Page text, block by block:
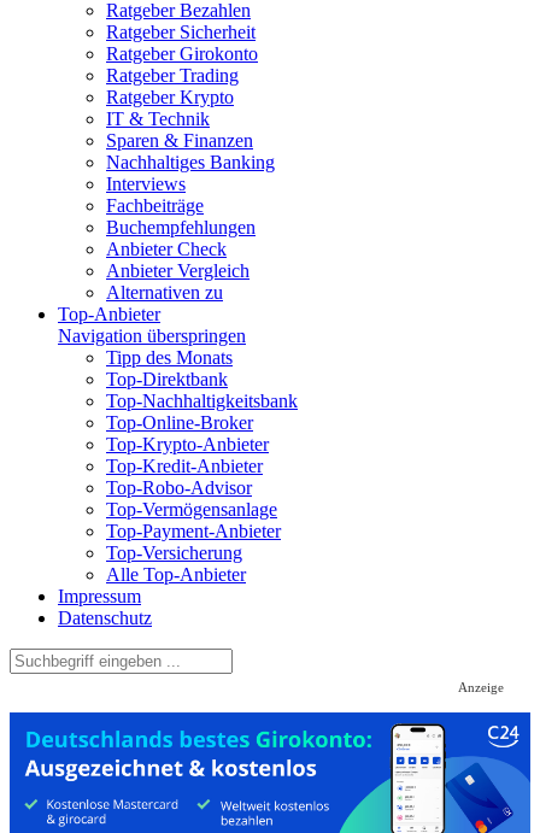
Ratgeber Bezahlen
Ratgeber Sicherheit
Ratgeber Girokonto
Ratgeber Trading
Ratgeber Krypto
IT & Technik
Sparen & Finanzen
Nachhaltiges Banking
Interviews
Fachbeiträge
Buchempfehlungen
Anbieter Check
Anbieter Vergleich
Alternativen zu
Top-Anbieter
Navigation überspringen
Tipp des Monats
Top-Direktbank
Top-Nachhaltigkeitsbank
Top-Online-Broker
Top-Krypto-Anbieter
Top-Kredit-Anbieter
Top-Robo-Advisor
Top-Vermögensanlage
Top-Payment-Anbieter
Top-Versicherung
Alle Top-Anbieter
Impressum
Datenschutz
Anzeige